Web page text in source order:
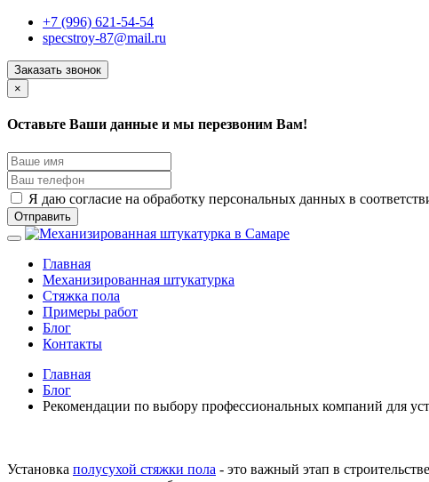
+7 (996) 621-54-54
specstroy-87@mail.ru
Заказать звонок
×
Оставьте Ваши данные и мы перезвоним Вам!
Я даю согласие на обработку персональных данных в
Отправить
Главная
Механизированная штукатурка
Стяжка пола
Примеры работ
Блог
Контакты
Главная
Блог
Рекомендации по выбору профессиональных компаний для
Установка полусухой стяжки пола - это важный этап в